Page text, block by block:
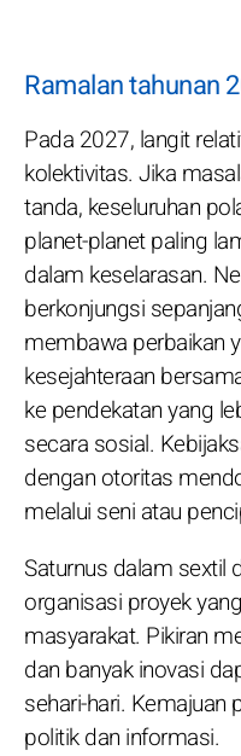
Ramalan tahunan
Pada 2027, langit
kolektivitas. Jika
tanda, keseluruhan
planet-planet paling
dalam keselarasan.
berkonjungsi
membawa perbaikan
kesejahteraan
ke pendekatan yang
secara sosial.
dengan otoritas
melalui seni atau
Saturnus dalam sextil
organisasi proyek
masyarakat. Pikiran
dan banyak inovasi
sehari-hari.
politik dan informasi.